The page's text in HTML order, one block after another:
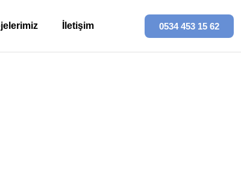
İletişim 0534 453 15 62